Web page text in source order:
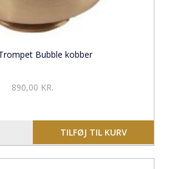
Bubble kobber
890,00 KR.
TILFØJ TIL KURV